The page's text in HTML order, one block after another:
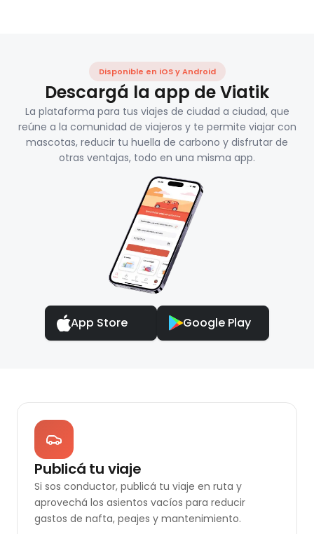
Disponible en iOS y Android
Descargá la app de Viatik
La plataforma para tus viajes de ciudad a ciudad, que
reúne a la comunidad de viajeros y te permite viajar con
mascotas, reducir tu huella de carbono y disfrutar de
otras ventajas, todo en una misma app.
App Store Google Play
Publicá tu viaje
Si sos conductor, publicá tu viaje en ruta y
aprovechá los asientos vacíos para reducir
gastos de nafta, peajes y mantenimiento.